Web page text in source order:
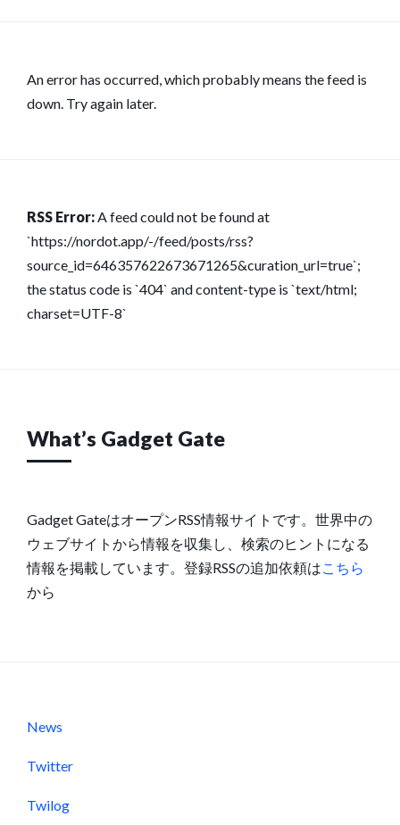
An error has occurred, which probably means the feed is
down. Try again later.
RSS Error:A feed could not be found at
`https://nordot.app/-/feed/posts/rss?
source_id=646357622673671265&curation_url=true`;
the status code is `404` and content-type is `text/html;
charset=UTF-8`
What’s Gadget Gate
Gadget GateはオープンRSS情報サイトです。世界中の
ウェブサイトから情報を収集し、検索のヒントになる
情報を掲載しています。登録RSSの追加依頼は こちら
から
News
Twitter
Twilog